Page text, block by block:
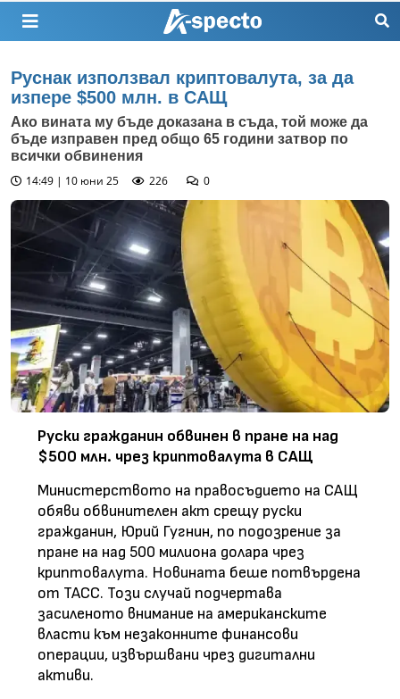
Руснак използвал криптовалута, за да
изпере $500 млн. в САЩ
Ако вината му бъде доказана в съда, той може да
бъде изправен пред общо 65 години затвор по
всички обвинения
14:49 | 10 юни 25
226 0
Руски гражданин обвинен в пране на над
$500 млн. чрез криптовалута в САЩ
Министерството на правосъдието на САЩ
обяви обвинителен акт срещу руски
гражданин, Юрий Гугнин, по подозрение за
пране на над 500 милиона долара чрез
криптовалута. Новината беше потвърдена
от ТАСС. Този случай подчертава
засиленото внимание на американските
власти към незаконните финансови
операции, извършвани чрез дигитални
активи.